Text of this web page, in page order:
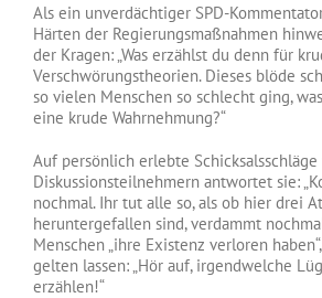
Als ein unverdächtiger SPD-
Härten der Regierungsmaßnahmen
der Kragen: „Was erzählst du denn für
Verschwörungstheorien. Dieses blöde
so vielen Menschen so schlecht ging,
eine krude Wahrnehmung?“
Auf persönlich erlebte Schicksalsschläge
Diskussionsteilnehmern antwortet sie:
nochmal. Ihr tut alle so, als ob hier drei
heruntergefallen sind, verdammt
Menschen „ihre Existenz verloren
gelten lassen: „Hör auf, irgendwelche
erzählen!“